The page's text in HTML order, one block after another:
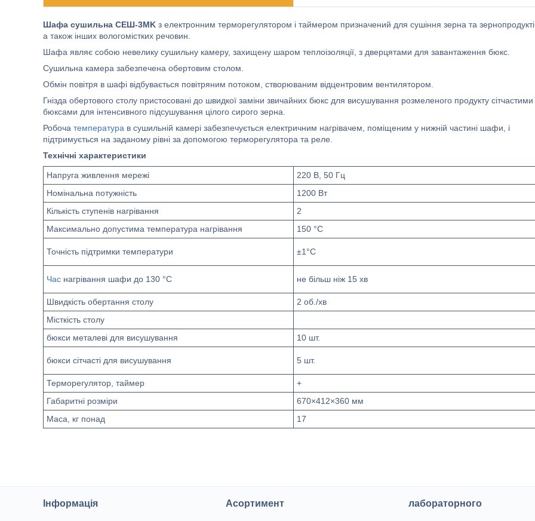
Шафа сушильна СЕШ-3МK з електронним терморегулятором і таймером призначений для сушіння зерна та
а також інших вологомістких речовин.
Шафа являє собою невелику сушильну камеру, захищену шаром теплоізоляції, з дверцятами для завантаження бюкс.
Сушильна камера забезпечена обертовим столом.
Обмін повітря в шафі відбувається повітряним потоком, створюваним відцентровим вентилятором.
Гнізда обертового столу пристосовані до швидкої заміни звичайних бюкс для висушування розмеленого продукту сітчастими
бюксами для інтенсивного підсушування цілого сирого зерна.
Робоча температура в сушильній камері забезпечується електричним нагрівачем, поміщеним у нижній частині шафи, і
підтримується на заданому рівні за допомогою терморегулятора та реле.
Технічні характеристики
Напруга живлення мережі
220 В, 50 Гц
Номінальна потужність
1200 Вт
Кількість ступенів нагрівання
2
Максимально допустима температура нагрівання
150 °C
Точність підтримки температури ±1°С
Час нагрівання шафи до 130 °C не більш ніж 15 хв
Швидкість обертання столу
2 об./хв
Місткість столу
бюкси металеві для висушування
10 шт.
бюкси сітчасті для висушування 5 шт.
Терморегулятор, таймер
+
Габаритні розміри
670×412×360 мм
Маса, кг понад
17
Інформація Асортимент лабораторного